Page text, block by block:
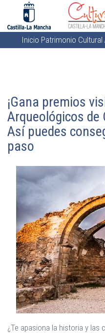
contenido
principal
Sobrescribir
a
la
navegación
Inicio Patrimonio Cultural
¡Gana premios
Arqueológicos
Así puedes
paso
¿Te apasiona la historia y las